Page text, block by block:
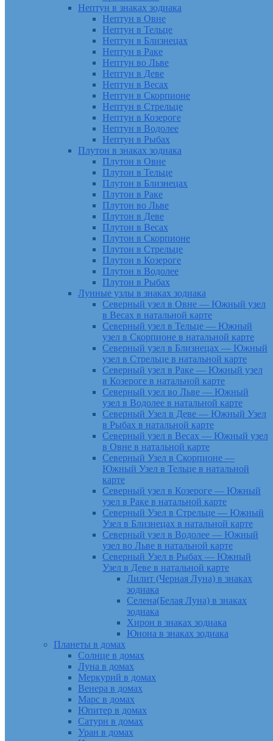
Нептун в знаках зодиака
Нептун в Овне
Нептун в Тельце
Нептун в Близнецах
Нептун в Раке
Нептун во Льве
Нептун в Деве
Нептун в Весах
Нептун в Скорпионе
Нептун в Стрельце
Нептун в Козероге
Нептун в Водолее
Нептун в Рыбах
Плутон в знаках зодиака
Плутон в Овне
Плутон в Тельце
Плутон в Близнецах
Плутон в Раке
Плутон во Льве
Плутон в Деве
Плутон в Весах
Плутон в Скорпионе
Плутон в Стрельце
Плутон в Козероге
Плутон в Водолее
Плутон в Рыбах
Лунные узлы в знаках зодиака
Северный узел в Овне — Южный узел
в Весах в натальной карте
Северный узел в Тельце — Южный
узел в Скорпионе в натальной карте
Северный узел в Близнецах — Южный
узел в Стрельце в натальной карте
Северный узел в Раке — Южный узел
в Козероге в натальной карте
Северный узел во Льве — Южный
узел в Водолее в натальной карте
Северный Узел в Деве — Южный Узел
в Рыбах в натальной карте
Северный узел в Весах — Южный узел
в Овне в натальной карте
Северный Узел в Скорпионе —
Южный Узел в Тельце в натальной
карте
Северный узел в Козероге — Южный
узел в Раке в натальной карте
Северный Узел в Стрельце — Южный
Узел в Близнецах в натальной карте
Северный узел в Водолее — Южный
узел во Льве в натальной карте
Северный Узел в Рыбах — Южный
Узел в Деве в натальной карте
Лилит (Черная Луна) в знаках
зодиака
Селена(Белая Луна) в знаках
зодиака
Хирон в знаках зодиака
Юнона в знаках зодиака
Планеты в домах
Солнце в домах
Луна в домах
Меркурий в домах
Венера в домах
Марс в домах
Юпитер в домах
Сатурн в домах
Уран в домах